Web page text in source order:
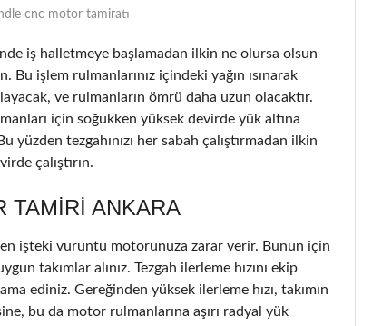
cnc motor tamiratı
iş halletmeye başlamadan ilkin ne olursa olsun
Bu işlem rulmanlarınız içindeki yağın ısınarak
ve rulmanların ömrü daha uzun olacaktır.
için soğukken yüksek devirde yük altına
yüzden tezgahınızı her sabah çalıştırmadan ilkin
çalıştırın.
TAMIRI ANKARA
işteki vuruntu motorunuza zarar verir. Bunun için
takımlar alınız. Tezgah ilerleme hızını ekip
ediniz. Gereğinden yüksek ilerleme hızı, takımın
bu da motor rulmanlarına aşırı radyal yük